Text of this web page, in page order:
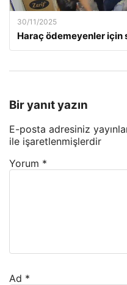
30/11/2025
Haraç ödemeyenler için
Bir yanıt yazın
E-posta adresiniz
ile işaretlenmişlerdir
Yorum *
Ad *